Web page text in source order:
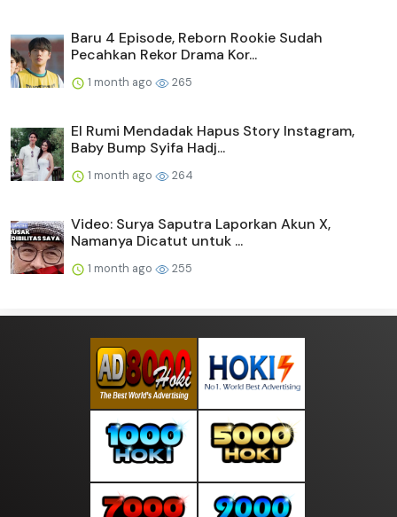
Baru 4 Episode, Reborn Rookie Sudah
Pecahkan Rekor Drama Kor...
1 month ago 265
El Rumi Mendadak Hapus Story Instagram,
Baby Bump Syifa Hadj...
1 month ago 264
Video: Surya Saputra Laporkan Akun X,
Namanya Dicatut untuk ...
1 month ago 255